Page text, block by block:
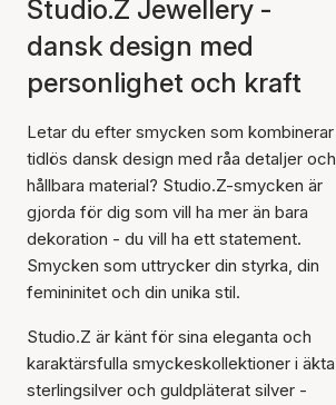
Studio.Z Jewellery -
dansk design med
personlighet och kraft
Letar du efter smycken som kombinerar
tidlös dansk design med råa detaljer och
hållbara material? Studio.Z-smycken är
gjorda för dig som vill ha mer än bara
dekoration - du vill ha ett statement.
Smycken som uttrycker din styrka, din
femininitet och din unika stil.
Studio.Z är känt för sina eleganta och
karaktärsfulla smyckeskollektioner i äkta
sterlingsilver och guldpläterat silver -